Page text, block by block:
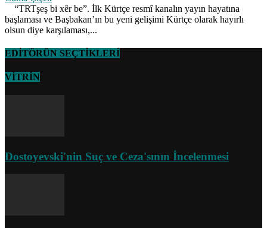
“TRTşeş bi xêr be”. İlk Kürtçe resmî kanalın yayın hayatına
başlaması ve Başbakan’ın bu yeni gelişimi Kürtçe olarak hayırlı
olsun diye karşılaması,...
EDİTÖRÜN SEÇTİKLERİ
VİTRİN
Dostoyevski'nin Suç ve Ceza'sının İncelenmesi